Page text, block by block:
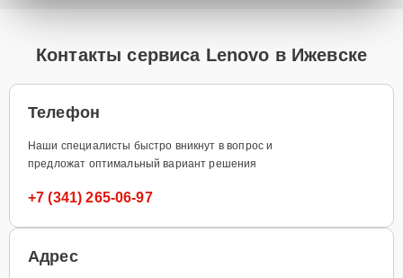
Контакты сервиса Lenovo в Ижевске
Телефон
Наши специалисты быстро вникнут в вопрос и
предложат оптимальный вариант решения
+7 (341) 265-06-97
Адрес